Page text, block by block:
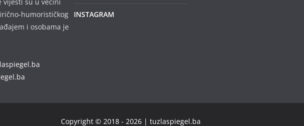
humorističkog
i osobama je
INSTAGRAM
Copyright © 2018 - 2026 | tuzlaspiegel.ba